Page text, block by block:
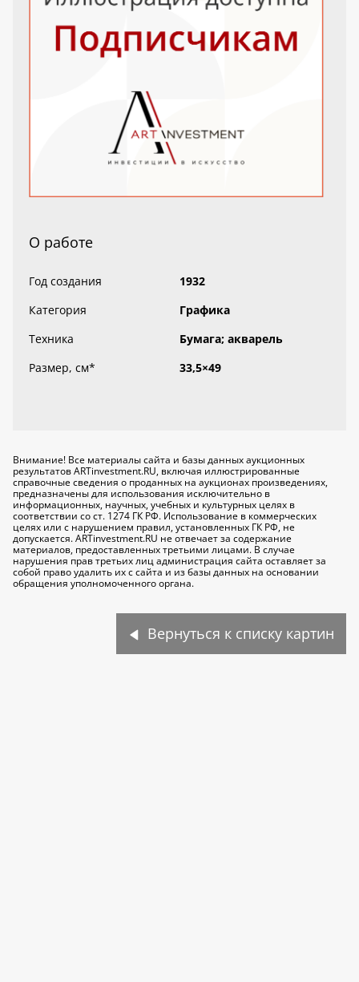
О работе
Год создания
1932
Категория
Графика
Техника
Бумага; акварель
Размер, см* 33,5×49
Внимание! Все материалы сайта и базы данных аукционных
результатов ARTinvestment.RU, включая иллюстрированные
справочные сведения о проданных на аукционах произведениях,
предназначены для использования исключительно в
информационных, научных, учебных и культурных целях в
соответствии со ст. 1274 ГК РФ. Использование в коммерческих
целях или с нарушением правил, установленных ГК РФ, не
допускается. ARTinvestment.RU не отвечает за содержание
материалов, предоставленных третьими лицами. В случае
нарушения прав третьих лиц администрация сайта оставляет за
собой право удалить их с сайта и из базы данных на основании
обращения уполномоченного органа.
Вернуться к списку картин